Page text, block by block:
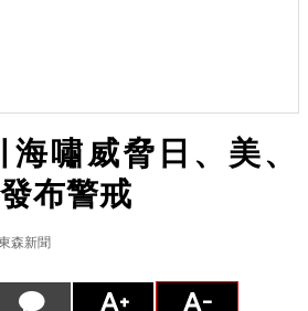
嘯威脅日、美、
布警戒
森新聞